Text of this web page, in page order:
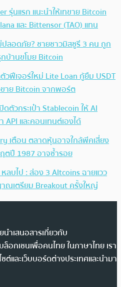
รุ่นแรก แนะนำให้เทขาย Bitcoin
และ Bittensor (TAO) แทน
ปลอดภัย? ชายชาวมิสซูรี 3 คน ถูก
บ้านขโมย Bitcoin
วฟีเจอร์ใหม่ Lite Loan กู้ยืม USDT
าย Bitcoin จากพอร์ต
ดตัวกระเป๋า Stablecoin ให้ AI
API และคอนเทนต์เองได้
เตือน ตลาดหุ้นอาจใกล้พีคเสี่ยง
ตปี 1987 อาจซ้ำรอย
หลบไป : ส่อง 3 Altcoins ฉายแวว
ณเตรียม Breakout ครั้งใหญ่
ำเสนอสารเกี่ยวกับ
อกเชนเพื่อคนไทย ในภาษาไทย เรา
และเว็บบอร์ดต่างประเทศและนำมา